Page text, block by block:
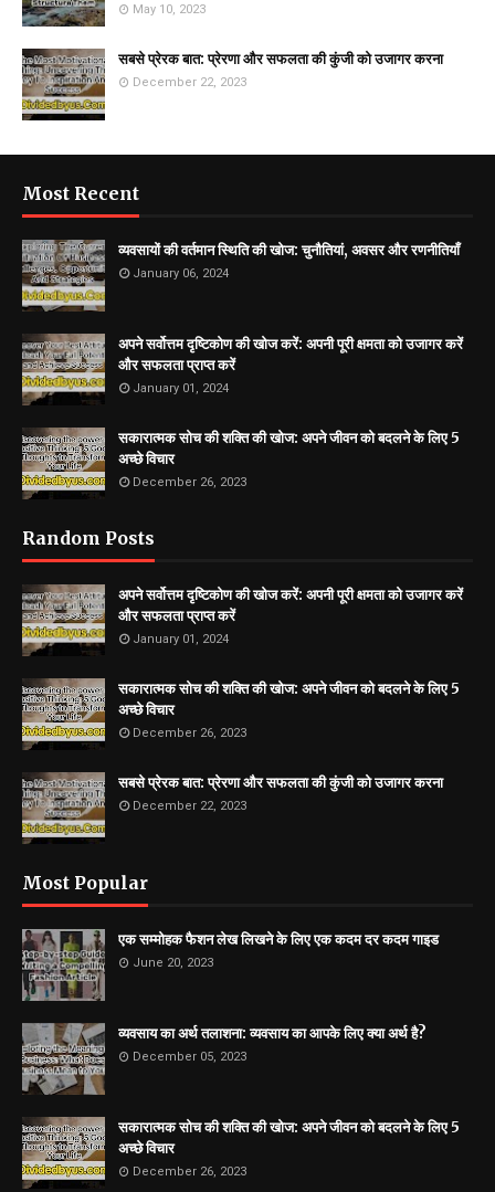
May 10, 2023
सबसे प्रेरक बात: प्रेरणा और सफलता की कुंजी को उजागर करना
December 22, 2023
Most Recent
व्यवसायों की वर्तमान स्थिति की खोज: चुनौतियां, अवसर और रणनीतियाँ
January 06, 2024
अपने सर्वोत्तम दृष्टिकोण की खोज करें: अपनी पूरी क्षमता को उजागर करें
और सफलता प्राप्त करें
January 01, 2024
सकारात्मक सोच की शक्ति की खोज: अपने जीवन को बदलने के लिए 5
अच्छे विचार
December 26, 2023
Random Posts
अपने सर्वोत्तम दृष्टिकोण की खोज करें: अपनी पूरी क्षमता को उजागर करें
और सफलता प्राप्त करें
January 01, 2024
सकारात्मक सोच की शक्ति की खोज: अपने जीवन को बदलने के लिए 5
अच्छे विचार
December 26, 2023
सबसे प्रेरक बात: प्रेरणा और सफलता की कुंजी को उजागर करना
December 22, 2023
Most Popular
एक सम्मोहक फैशन लेख लिखने के लिए एक कदम दर कदम गाइड
June 20, 2023
व्यवसाय का अर्थ तलाशना: व्यवसाय का आपके लिए क्या अर्थ है?
December 05, 2023
सकारात्मक सोच की शक्ति की खोज: अपने जीवन को बदलने के लिए 5
अच्छे विचार
December 26, 2023